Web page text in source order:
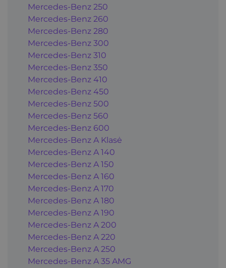
Mercedes-Benz 250
Mercedes-Benz 260
Mercedes-Benz 280
Mercedes-Benz 300
Mercedes-Benz 310
Mercedes-Benz 350
Mercedes-Benz 410
Mercedes-Benz 450
Mercedes-Benz 500
Mercedes-Benz 560
Mercedes-Benz 600
Mercedes-Benz A Klasė
Mercedes-Benz A 140
Mercedes-Benz A 150
Mercedes-Benz A 160
Mercedes-Benz A 170
Mercedes-Benz A 180
Mercedes-Benz A 190
Mercedes-Benz A 200
Mercedes-Benz A 220
Mercedes-Benz A 250
Mercedes-Benz A 35 AMG